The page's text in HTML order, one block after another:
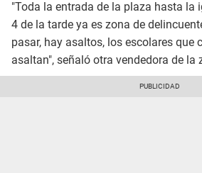
"Toda la entrada de la plaza hasta la
4 de la tarde ya es zona de
pasar, hay asaltos, los escolares que
asaltan", señaló otra vendedora de la